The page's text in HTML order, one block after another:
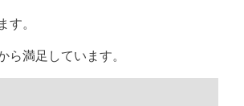
す。
満足しています。